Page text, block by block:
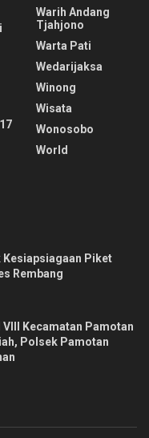
Warih Andang
Tjahjono
Warta Pati
Wedarijaksa
Winong
Wisata
Wonosobo
World
Kesiapsiagaan Piket
Rembang
VIII Kecamatan Pamotan
Polsek Pamotan